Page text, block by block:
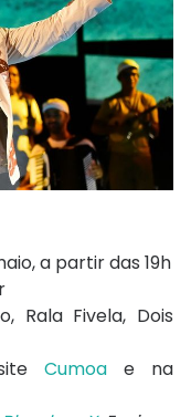
a partir das 19h
Rala Fivela, Dois
Cumoae na